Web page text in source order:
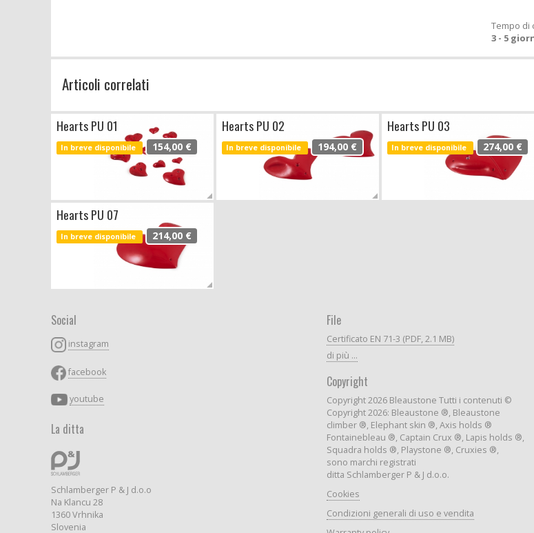
Tempo di
3 - 5
Articoli correlati
Hearts PU 01
In breve disponibile 154,00 €
Hearts PU 02
In breve disponibile 194,00 €
Hearts PU 03
In breve disponibile 274,00 €
Hearts PU 07
In breve disponibile 214,00 €
Social
instagram
facebook
youtube
La ditta
Schlamberger P & J d.o.o
Na Klancu 28
1360 Vrhnika
Slovenia
File
Certificato EN 71-3 (PDF, 2.1 MB)
di più ...
Copyright
Copyright 2026 Bleaustone Tutti i contenuti ©
Copyright 2026: Bleaustone ®, Bleaustone
climber ®, Elephant skin ®, Axis holds ®
Fontainebleau ®, Captain Crux ®, Lapis holds ®,
Squadra holds ®, Playstone ®, Cruxies ®,
sono marchi registrati
ditta Schlamberger P & J d.o.o.
Cookies
Condizioni generali di uso e vendita